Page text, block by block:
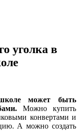
уголка в
может быть
Можно купить
конвертами и
А можно создать